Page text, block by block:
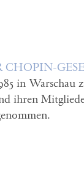
in Warschau
ihren